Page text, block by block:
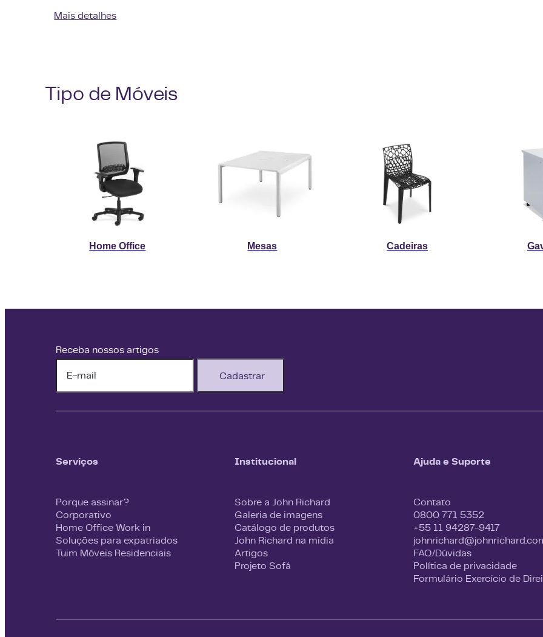
Mais detalhes
Tipo de Móveis
Home Office Mesas Cadeiras
Receba nossos artigos
Cadastrar
Serviços
Porque assinar?
Corporativo
Home Office Work in
Soluções para expatriados
Tuim Móveis Residenciais
Institucional
Sobre a John Richard
Galeria de imagens
Catálogo de produtos
John Richard na mídia
Artigos
Projeto Sofá
Ajuda e Suporte
Contato
0800 771 5352
+55 11 94287-9417
FAQ/Dúvidas
Política de privacidade
Formulário Exercício de